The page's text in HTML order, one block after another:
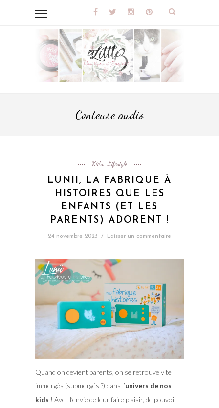
Conteuse audio
Kids, Lifestyle
LUNII, LA FABRIQUE À
HISTOIRES QUE LES
ENFANTS (ET LES
PARENTS) ADORENT !
24 novembre 2023 / Laisser un commentaire
Quand on devient parents, on se retrouve vite
immergés (submergés ?) dans l’univers de nos
kids ! Avec l’envie de leur faire plaisir, de pouvoir